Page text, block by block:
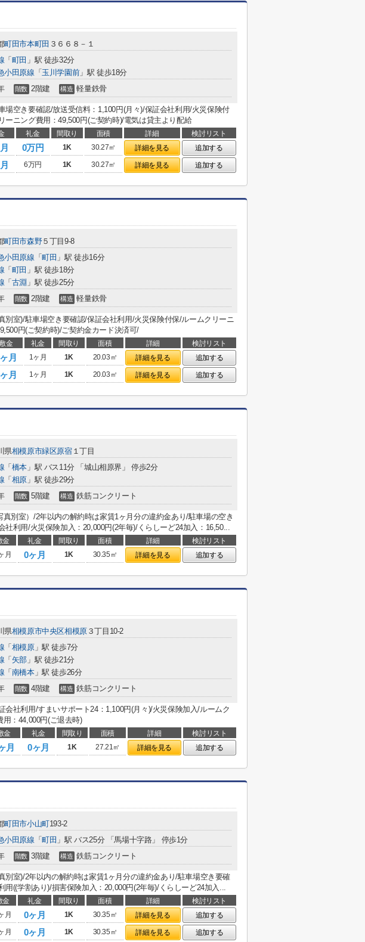
町田市本町田 ３６６８－１
「 町田 」駅 徒歩32分
小田原線 「 玉川学園前」駅 徒歩18分
階数 2階建 構造 軽量鉄骨
場空き要確認/放送受信料：1,100円(月々)/保証会社利用/火災保険付
ーニング費用：49,500円(ご契約時)/電気は貸主より配給
礼金 間取り 面積 詳細
検討リスト
0万円 1K 30.27㎡ 詳細を見る
追加する
6万円 1K 30.27㎡ 詳細を見る 追加する
町田市森野５丁目9-8
小田原線 「町田 」駅 徒歩16分
「 町田 」駅 徒歩18分
「 古淵 」駅 徒歩25分
階数 2階建 構造 軽量鉄骨
別室)/駐車場空き要確認/保証会社利用/火災保険付保/ルームクリーニ
円(ご契約時)/ご契約金カード決済可/
金 礼金 間取り 面積 詳細
検討リスト
月 1ヶ月 1K 20.03㎡ 詳細を見る
追加する
月 1ヶ月 1K 20.03㎡ 詳細を見る 追加する
県相模原市緑区原宿１丁目
「 橋本 」駅 バス11分 「城山相原界」 停歩2分
「 相原 」駅 徒歩29分
階数 5階建 構造 鉄筋コンクリート
真別室）/2年以内の解約時は家賃1ヶ月分の違約金あり/駐車場の空き
社利用/火災保険加入：20,000円(2年毎)/くらしーど24加入：16,50...
金 礼金 間取り 面積 詳細
検討リスト
月 0ヶ月 1K 30.35㎡ 詳細を見る 追加する
県相模原市中央区相模原３丁目10-2
「 相模原」駅 徒歩7分
「 矢部 」駅 徒歩21分
「 南橋本」駅 徒歩26分
階数 4階建 構造 鉄筋コンクリート
会社利用/すまいサポート24：1,100円(月々)/火災保険加入/ルームク
用：44,000円(ご退去時)
金 礼金 間取り 面積 詳細
検討リスト
月 0ヶ月 1K 27.21㎡ 詳細を見る 追加する
町田市小山町193-2
小田原線 「町田 」駅 バス25分 「馬場十字路」 停歩1分
階数 3階建 構造 鉄筋コンクリート
別室)/2年以内の解約時は家賃1ヶ月分の違約金あり/駐車場空き要確
用((学割あり)/損害保険加入：20,000円(2年毎)/くらしーど24加入...
金 礼金 間取り 面積 詳細
検討リスト
月 0ヶ月 1K 30.35㎡ 詳細を見る
追加する
月 0ヶ月 1K 30.35㎡ 詳細を見る 追加する